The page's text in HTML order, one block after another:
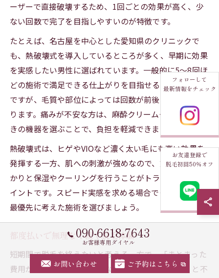
ーザーで直接破壊するため、1回ごとの効果が高く、少
ない回数で完了を目指しやすいのが特徴です。
たとえば、名古屋を中心とした愛知県のクリニックで
も、熱破壊式を導入しているところが多く、早期に効果
を実感したい男性に選ばれています。一般的に5～8回ほ
どの施術で満足できる仕上がりを目指せるケースが多い
ですが、毛質や部位によっては回数が前後することもあ
ります。痛みが不安な方は、麻酔クリームや冷却機能付
きの機器を選ぶことで、負担を軽減できます。
熱破壊式は、ヒゲやVIOなど濃く太い毛にも高い効果を
発揮する一方、肌への刺激が強めなので、施術後はしっ
かりと保湿やクーリングを行うことがトラブル防止のポ
イントです。スピード実感を求める場合でも、肌状態を
最優先に考えた施術を選びましょう。
都度払いで無理なく続く脱毛体験
短期間で脱毛を終えたいと考える一方で、「まとまった
費用が心配」「自分に合わなかったらどうしよう」と不
フォローして
最新情報をチェック
お友達登録で
脱毛初回50％オフ
090-6618-7643
お客様専用ダイヤル
お問い合わせ ご予約はこちら